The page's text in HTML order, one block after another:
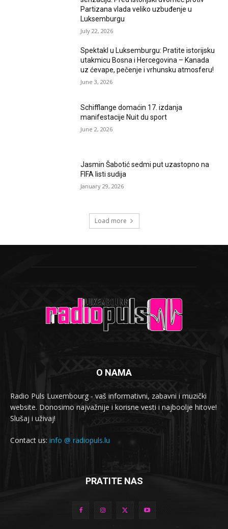
Partizana vlada veliko uzbuđenje u
Luksemburgu
July 22, 2026
Spektakl u Luksemburgu: Pratite istorijsku
utakmicu Bosna i Hercegovina – Kanada
uz ćevape, pečenje i vrhunsku atmosferu!
June 3, 2026
Schifflange domaćin 17. izdanja
manifestacije Nuit du sport
June 2, 2026
Jasmin Šabotić sedmi put uzastopno na
FIFA listi sudija
January 29, 2026
Load more
O NAMA
Radio Puls Luxembourg - vaš informativni, zabavni i muzički
website. Donosimo najvažnije i korisne vesti i najboolje hitove!
Slušaj i uživaj!
Contact us: info @ radiopuls.lu
PRATITE NAS